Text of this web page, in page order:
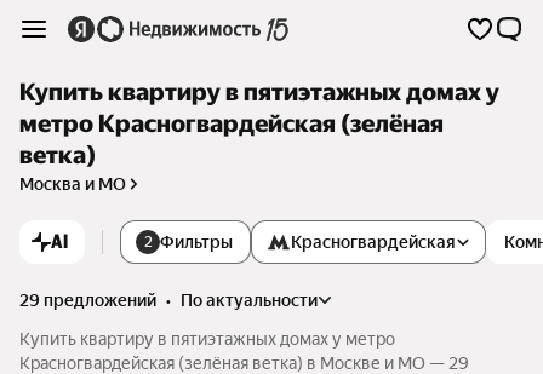
Купить квартиру в пятиэтажных домах у
метро Красногвардейская (зелёная
ветка)
Москва и МО
AI 2 Фильтры Красногвардейская
29 предложений •
по актуальности
Купить квартиру в пятиэтажных домах у метро
Красногвардейская (зелёная ветка) в Москве и МО — 29